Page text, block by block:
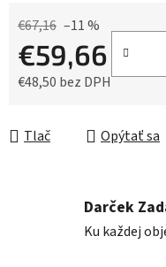
€67,16 –11 %
€59,66
€48,50 bez DPH
Tlač Opýtať sa
Darček
Ku každej